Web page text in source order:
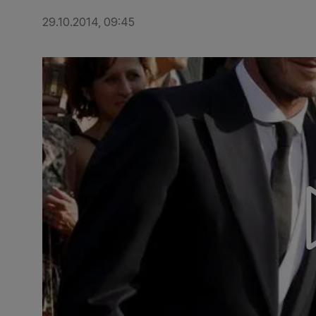
29.10.2014, 09:45